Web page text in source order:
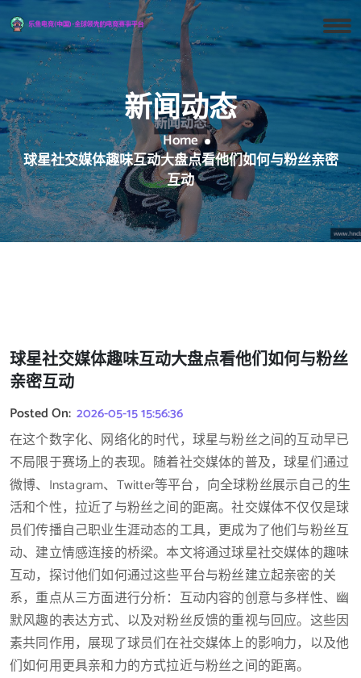
新闻动态
Home
球星社交媒体趣味互动大盘点看他们如何与粉丝亲密
互动
球星社交媒体趣味互动大盘点看他们如何与粉丝
亲密互动
Posted On: 2026-05-15 15:56:36
在这个数字化、网络化的时代，球星与粉丝之间的互动早已
不局限于赛场上的表现。随着社交媒体的普及，球星们通过
微博、Instagram、Twitter等平台，向全球粉丝展示自己的生
活和个性，拉近了与粉丝之间的距离。社交媒体不仅仅是球
员们传播自己职业生涯动态的工具，更成为了他们与粉丝互
动、建立情感连接的桥梁。本文将通过球星社交媒体的趣味
互动，探讨他们如何通过这些平台与粉丝建立起亲密的关
系，重点从三方面进行分析：互动内容的创意与多样性、幽
默风趣的表达方式、以及对粉丝反馈的重视与回应。这些因
素共同作用，展现了球员们在社交媒体上的影响力，以及他
们如何用更具亲和力的方式拉近与粉丝之间的距离。